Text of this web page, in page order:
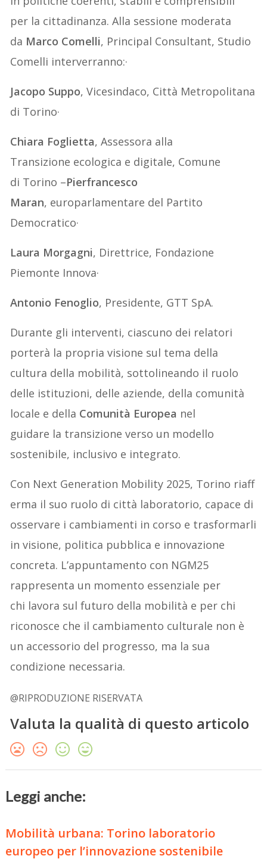
per la cittadinanza. Alla sessione moderata
da Marco Comelli, Principal Consultant, Studio
Comelli interverranno:·
Jacopo Suppo, Vicesindaco, Città Metropolitana
di Torino·
Chiara Foglietta, Assessora alla
Transizione ecologica e digitale, Comune
di Torino –Pierfrancesco
Maran, europarlamentare del Partito
Democratico·
Laura Morgagni, Direttrice, Fondazione
Piemonte Innova·
Antonio Fenoglio, Presidente, GTT SpA.
Durante gli interventi, ciascuno dei relatori
porterà la propria visione sul tema della
cultura della mobilità, sottolineando il ruolo
delle istituzioni, delle aziende, della comunità
locale e della Comunità Europea nel
guidare la transizione verso un modello
sostenibile, inclusivo e integrato.
Con Next Generation Mobility 2025, Torino riaff
erma il suo ruolo di città laboratorio, capace di
osservare i cambiamenti in corso e trasformarli
in visione, politica pubblica e innovazione
concreta. L’appuntamento con NGM25
rappresenta un momento essenziale per
chi lavora sul futuro della mobilità e per chi
riconosce che il cambiamento culturale non è
un accessorio del progresso, ma la sua
condizione necessaria.
@RIPRODUZIONE RISERVATA
Valuta la qualità di questo articolo
Leggi anche:
Mobilità urbana: Torino laboratorio
europeo per l’innovazione sostenibile